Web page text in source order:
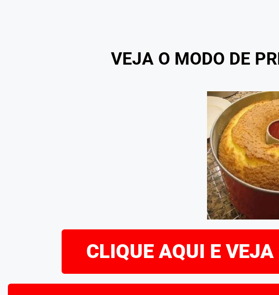
VEJA O MODO DE
CLIQUE AQUI E